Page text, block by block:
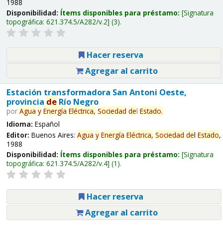
1988
Disponibilidad: Ítems disponibles para préstamo: Signatura
topográfica: 621.374.5/A282/v.2 (3).
Hacer reserva
Agregar al carrito
Estación transformadora San Antoni Oeste,
provincia deRío Negro
por Agua y Energía Eléctrica, Sociedad del Estado.
Idioma: Español
Editor: Buenos Aires: Agua y Energía Eléctrica, Sociedad del Estado,
1988
Disponibilidad: Ítems disponibles para préstamo: Signatura
topográfica: 621.374.5/A282/v.4 (1).
Hacer reserva
Agregar al carrito